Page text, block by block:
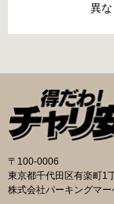
最
千
名
な
印
市
愛
異
の
詳
用
般
生
障
所
〒100-0006
東京都千代田区有楽町1
株式会社パーキングマー